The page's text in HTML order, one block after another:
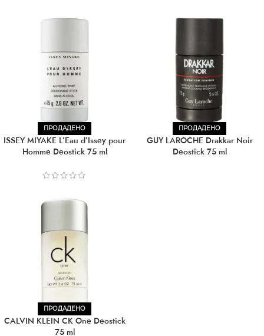
ПРОДАДЕНО
ISSEY MIYAKE L’Eau d’Issey pour
Homme Deostick 75 ml
ПРОДАДЕНО
GUY LAROCHE Drakkar Noir
Deostick 75 ml
ПРОДАДЕНО
CALVIN KLEIN CK One Deostick
75 ml